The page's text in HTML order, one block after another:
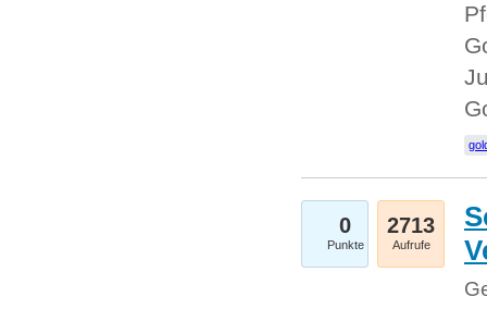
0
Punkte
2713
Aufrufe